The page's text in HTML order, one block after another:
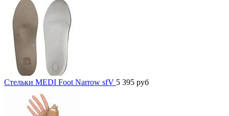
Стельки MEDI Foot Narrow sfV 5 395 руб